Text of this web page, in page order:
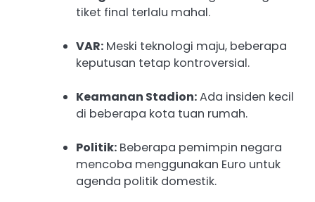
tiket final terlalu mahal.
VAR: Meski teknologi maju, beberapa
keputusan tetap kontroversial.
Keamanan Stadion:Ada insiden kecil
di beberapa kota tuan rumah.
Politik: Beberapa pemimpin negara
mencoba menggunakan Euro untuk
agenda politik domestik.